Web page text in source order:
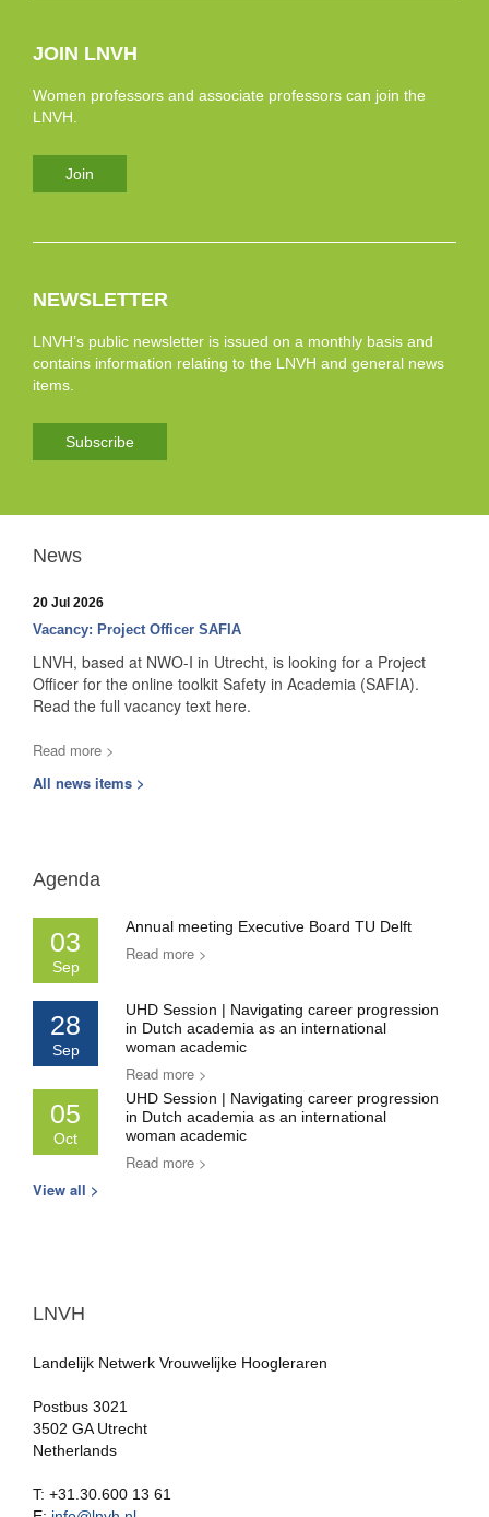
JOIN LNVH
Women professors and associate professors can join the
LNVH.
Join
NEWSLETTER
LNVH’s public newsletter is issued on a monthly basis and
contains information relating to the LNVH and general news
items.
Subscribe
News
20 Jul 2026
Vacancy: Project Officer SAFIA
LNVH, based at NWO-I in Utrecht, is looking for a Project
Officer for the online toolkit Safety in Academia (SAFIA).
Read the full vacancy text here.
Read more >
All news items >
Agenda
03
Sep
Annual meeting Executive Board TU Delft
Read more >
28
Sep
UHD Session | Navigating career progression
in Dutch academia as an international
woman academic
Read more >
05
Oct
UHD Session | Navigating career progression
in Dutch academia as an international
woman academic
Read more >
View all >
LNVH
Landelijk Netwerk Vrouwelijke Hoogleraren
Postbus 3021
3502 GA Utrecht
Netherlands
T: +31.30.600 13 61